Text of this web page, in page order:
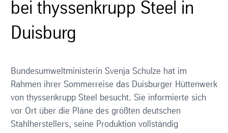
bei thyssenkrupp Steel in
Duisburg
Bundesumweltministerin Svenja Schulze hat im
Rahmen ihrer Sommerreise das Duisburger Hüttenwerk
von thyssenkrupp Steel besucht. Sie informierte sich
vor Ort über die Pläne des größten deutschen
Stahlherstellers, seine Produktion vollständig